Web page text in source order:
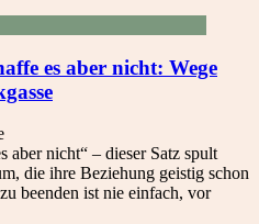
es aber nicht: Wege
aber nicht“ – dieser Satz spult
die ihre Beziehung geistig schon
beenden ist nie einfach, vor